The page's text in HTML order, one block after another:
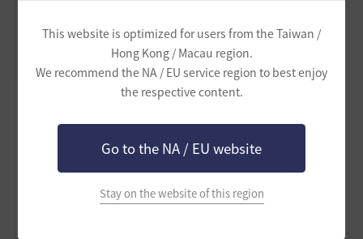
This website is optimized for users from the Taiwan /
Hong Kong / Macau region.
We recommend the NA / EU service region to best enjoy
the respective content.
Go to the NA / EU website
Stay on the website of this region
我
1
12
28
非公開 根上這個最粗的回憶吧